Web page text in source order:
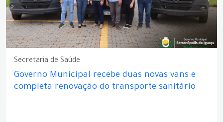
Secretaria de Saúde
Governo Municipal recebe duas novas vans e
completa renovação do transporte sanitário